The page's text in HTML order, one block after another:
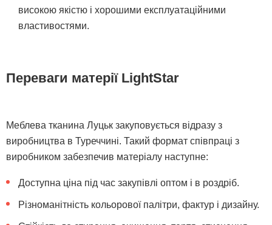
високою якістю і хорошими експлуатаційними
властивостями.
Переваги матерії LightStar
Меблева тканина Луцьк закуповується відразу з
виробництва в Туреччині. Такий формат співпраці з
виробником забезпечив матеріалу наступне:
Доступна ціна під час закупівлі оптом і в роздріб.
Різноманітність кольорової палітри, фактур і дизайну.